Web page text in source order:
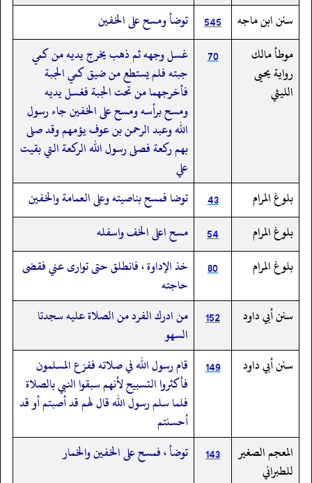
سنن ابن ماجه
545
توضأ ومسح على الخفين
موطأ مالك
رواية يحيى
الليثي
70
غسل وجهه ثم ذهب يخرج يديه من كمي
جبته فلم يستطع من ضيق كمي الجبة
فأخرجهما من تحت الجبة فغسل يديه
ومسح برأسه ومسح على الخفين جاء رسول
الله وعبد الرحمن بن عوف يؤمهم وقد صلى
بهم ركعة فصلى رسول الله الركعة التي بقيت
علي
بلوغ المرام
43
توضا فمسح بناصيته وعلى العمامة والخفين
بلوغ المرام
54
مسح اعلى الخف واسفله
بلوغ المرام
80
خذ الإداوة ،‏‏‏‏ فانطلق حتى توارى عني فقضى
حاجته
سنن أبي داود
152
من ادرك الفرد من الصلاة عليه سجدتا
السهو
سنن أبي داود
149
قام رسول الله في صلاته ففزع المسلمون
فأكثروا التسبيح لأنهم سبقوا النبي بالصلاة
فلما سلم رسول الله قال لهم قد أصبتم أو قد
أحسنتم
المعجم الصغير
للطبراني
143 توضأ ، فمسح على الخفين والخمار